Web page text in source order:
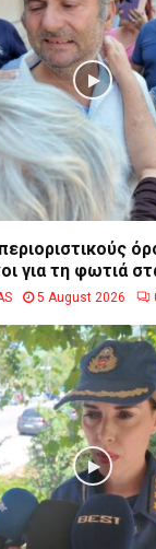
για τη φωτιά
5 August 2026